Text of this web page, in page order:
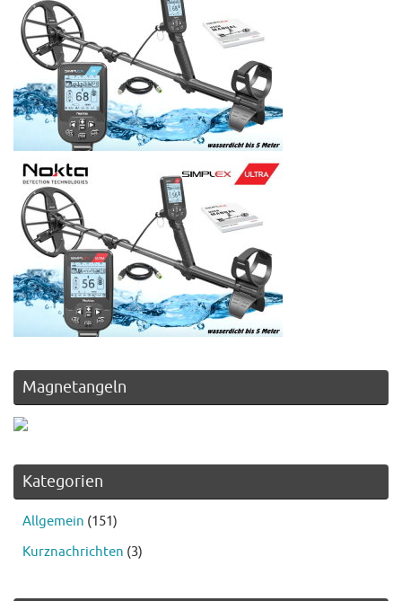
Magnetangeln
Kategorien
Allgemein (151)
Kurznachrichten (3)